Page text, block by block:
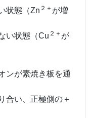
状態（Zn ２＋ が増
い状態（Cu ２＋ が
が素焼き板を通
い、正極側の＋